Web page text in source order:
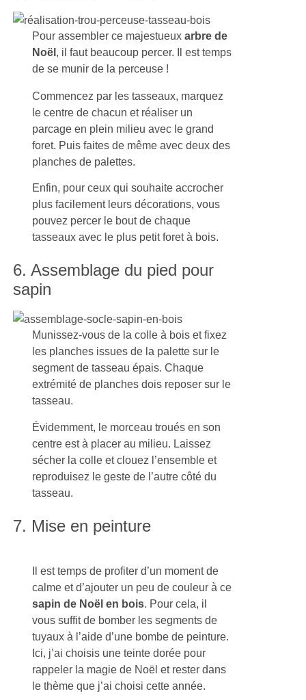
Pour assembler ce majestueux arbre de
Noël , il faut beaucoup percer. Il est temps
de se munir de la perceuse !
Commencez par les tasseaux, marquez
le centre de chacun et réaliser un
parcage en plein milieu avec le grand
foret. Puis faites de même avec deux des
planches de palettes.
Enfin, pour ceux qui souhaite accrocher
plus facilement leurs décorations, vous
pouvez percer le bout de chaque
tasseaux avec le plus petit foret à bois.
6. Assemblage du pied pour
sapin
Munissez-vous de la colle à bois et fixez
les planches issues de la palette sur le
segment de tasseau épais. Chaque
extrémité de planches dois reposer sur le
tasseau.
Évidemment, le morceau troués en son
centre est à placer au milieu. Laissez
sécher la colle et clouez l’ensemble et
reproduisez le geste de l’autre côté du
tasseau.
7. Mise en peinture
Il est temps de profiter d’un moment de
calme et d’ajouter un peu de couleur à ce
sapin de Noël en bois. Pour cela, il
vous suffit de bomber les segments de
tuyaux à l’aide d’une bombe de peinture.
Ici, j’ai choisis une teinte dorée pour
rappeler la magie de Noël et rester dans
le thème que j’ai choisi cette année.